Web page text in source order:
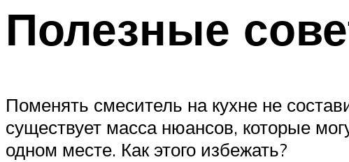
Полезные
Поменять смеситель на кухне не
существует масса нюансов, которые
одном месте. Как этого избежать?